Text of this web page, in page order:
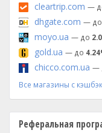
cleartrip.com —
dhgate.com — до
moyo.ua — до
gold.ua — до
chicco.com.ua —
Все магазины с
Реферальная